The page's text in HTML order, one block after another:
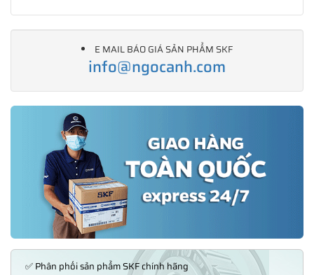
E MAIL BÁO GIÁ SẢN PHẨM SKF
info@ngocanh.com
✅ Phân phối sản phẩm SKF chính hãng